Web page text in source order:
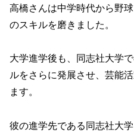
高橋さんは中学時代から野
のスキルを磨きました。
大学進学後も、同志社大学
ルをさらに発展させ、芸能
ます。
彼の進学先である同志社大